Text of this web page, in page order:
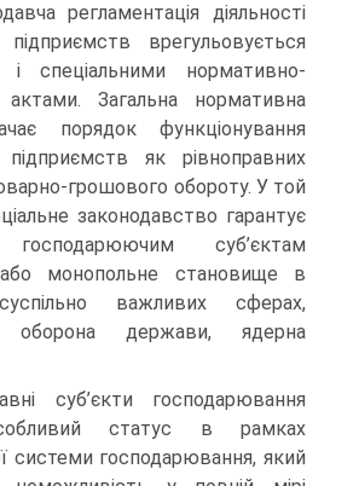
регламентація діяльності
врегульовується
і спеціальними нормативно-
Загальна нормативна
порядок функціонування
як рівноправних
грошового обороту. У той
законодавство гарантує
суб’єктам
монопольне становище в
важливих сферах,
оборона держави, ядерна
суб’єкти господарювання
статус в рамках
системи господарювання, який